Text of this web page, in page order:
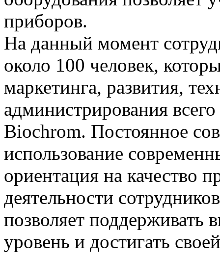
приборов.
На данный момент
около 100 человек,
маркетинга, развития,
администрирования
Biochrom. Постоянное
использование
ориентация на качество
деятельности
позволяет поддерживать
уровень и достигать